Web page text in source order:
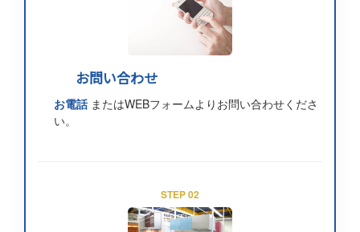
お問い合わせ
お電話またはWEBフォームよりお問い合わせくださ
い。
STEP 02